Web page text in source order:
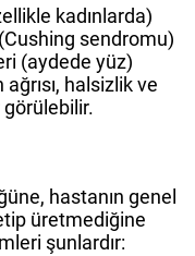
kadınlarda)
(Cushing sendromu)
(aydede yüz)
halsizlik ve
görülebilir.
hastanın genel
üretmediğine
şunlardır: